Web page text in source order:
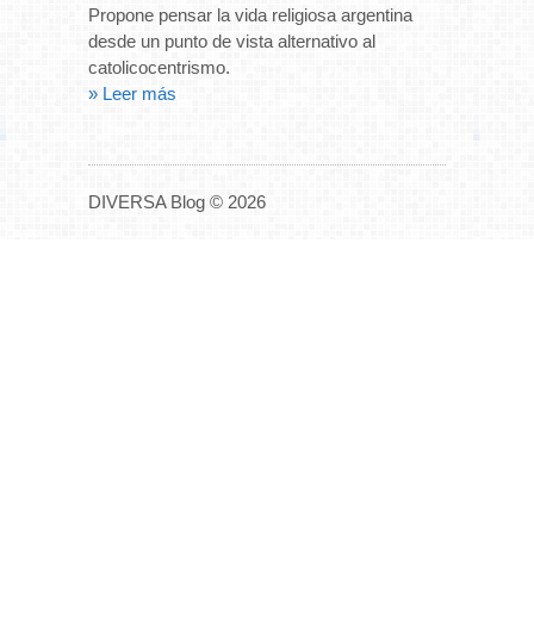
Propone pensar la vida religiosa argentina
desde un punto de vista alternativo al
catolicocentrismo.
» Leer más
DIVERSA Blog © 2026